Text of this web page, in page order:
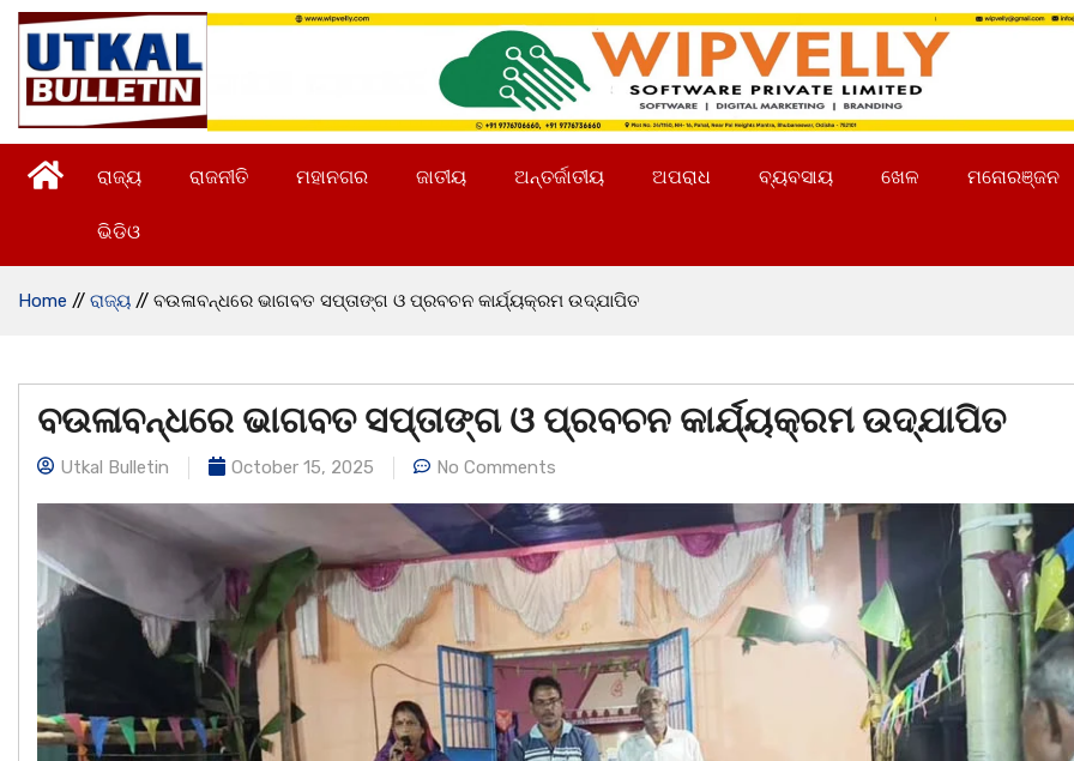
ରାଜ୍ୟ ରାଜନୀତି ମହାନଗର ଜାତୀୟ ଅନ୍ତର୍ଜାତୀୟ ଅପରାଧ ବ୍ୟବସାୟ ଖେଳ ମନୋରଞ୍ଜନ
ଭିଡିଓ
Home // ରାଜ୍ୟ // ବଉଳାବନ୍ଧରେ ଭାଗବତ ସପ୍ତାଙ୍ଗ ଓ ପ୍ରବଚନ କାର୍ଯ୍ୟକ୍ରମ ଉଦ୍‌ଯାପିତ
ବଉଳାବନ୍ଧରେ ଭାଗବତ ସପ୍ତାଙ୍ଗ ଓ ପ୍ରବଚନ କାର୍ଯ୍ୟକ୍ରମ ଉଦ୍‌ଯାପିତ
Utkal Bulletin October 15, 2025 No Comments